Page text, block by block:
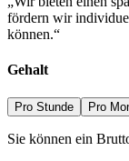
fördern wir
können.“
Gehalt
Pro Stunde Pro
Sie können ein